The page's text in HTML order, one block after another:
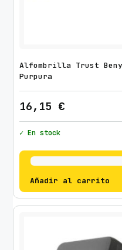
Alfombrilla Trust
Purpura
16,15 €
✓ En stock
Añadir al carrito